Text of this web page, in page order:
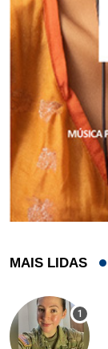
MAIS LIDAS